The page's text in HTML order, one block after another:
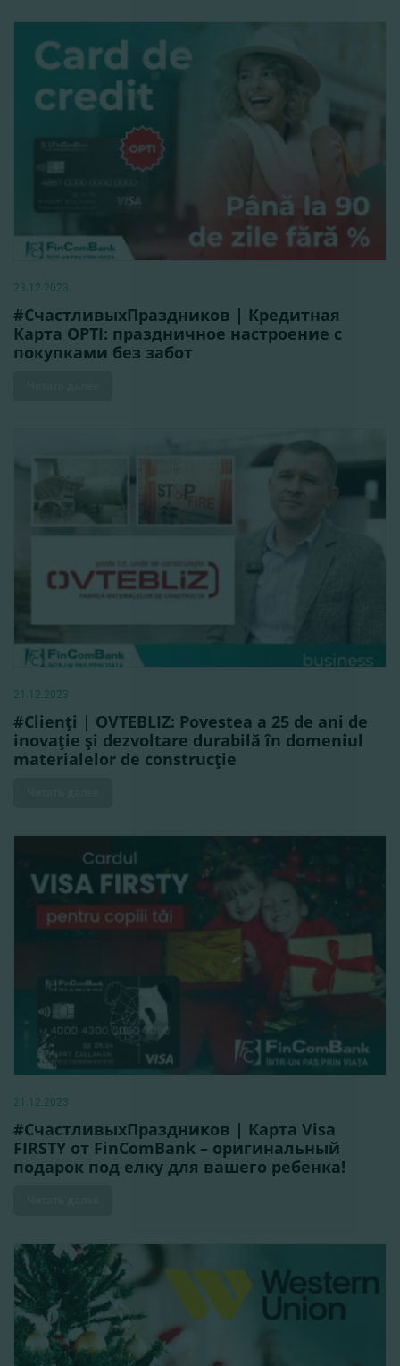
23.12.2023
#СчастливыхПраздников | Кредитная
Карта OPTI: праздничное настроение с
покупками без забот
21.12.2023
#Clienţi | OVTEBLIZ: Povestea a 25 de ani de
inovaţie şi dezvoltare durabilă în domeniul
materialelor de construcţie
21.12.2023
#СчастливыхПраздников | Карта Visa
FIRSTY от FinComBank – оригинальный
подарок под елку для вашего ребенка!